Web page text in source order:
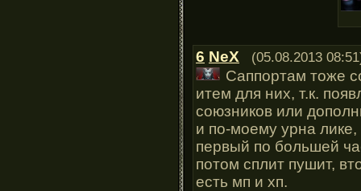
6 NeX (05.08.2013
Саппортам тоже
итем для них, т.к.
союзников или
и по-моему урна
первый по большей
потом сплит пушит,
есть мп и хп.